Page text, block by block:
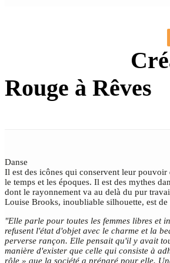
Rouge à Rêves
Danse
Il est des icônes qui conservent leur pouvoir
le temps et les époques. Il est des mythes
dont le rayonnement va au delà du pur
Louise Brooks, inoubliable silhouette, est de
"Elle parle pour toutes les femmes libres et
refusent l'état d'objet avec le charme et la
perverse rançon. Elle pensait qu'il y avait
manière d'exister que celle qui consiste à
rôle » que la société a préparé pour elle.